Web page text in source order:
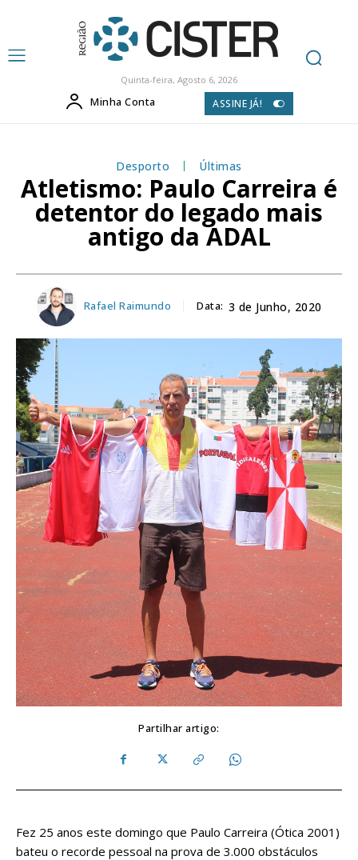
Quinta-feira, Agosto 6, 2026
Minha Conta ASSINE JÁ!
Desporto Últimas
Atletismo: Paulo Carreira é
detentor do legado mais
antigo da ADAL
Rafael Raimundo Data: 3 de Junho, 2020
Partilhar artigo:
Fez 25 anos este domingo que Paulo Carreira (Ótica 2001)
bateu o recorde pessoal na prova de 3.000 obstáculos